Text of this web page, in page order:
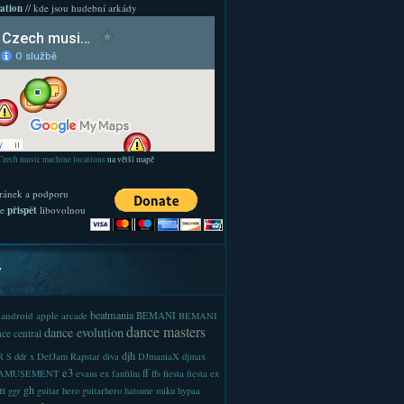
// kde jsou hudební arkády
music machine locations na větší mapě
a podporu
přispětlibovolnou
android apple arcade beatmania BEMANI BEMANI
central dance evolutiondance masters
S ddr x DefJam Rapstar diva djh DJmaniaX djmax
e3 evans ex fanfilm ff ffs fiesta fiesta ex
ggr gh guitar hero guitarhero hatsune miku hypaa